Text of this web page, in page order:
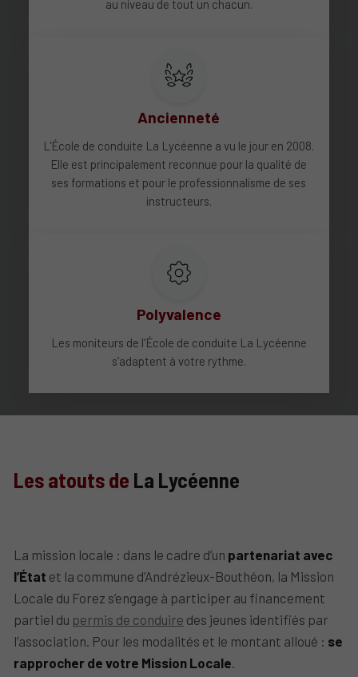
au niveau de tout un chacun.
Ancienneté
L'École de conduite La Lycéenne a vu le jour en 2008.
Elle est principalement reconnue pour la qualité de
ses formations et pour le professionnalisme de ses
instructeurs.
Polyvalence
Les moniteurs de l’École de conduite La Lycéenne
s’adaptent à votre rythme.
Les atouts de La Lycéenne
La mission locale : dans le cadre d’un partenariat avec
l’État et la commune d’Andrézieux-Bouthéon, la Mission
Locale du Forez s’engage à participer au financement
partiel du permis de conduire des jeunes identifiés par
l’association. Pour les modalités et le montant alloué : se
rapprocher de votre Mission Locale